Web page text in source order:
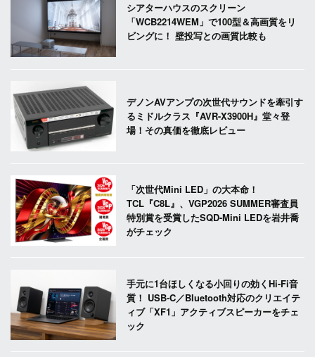
シアターハウスのスクリーン
「WCB2214WEM」で100型＆高画質をリ
ビングに！ 壁投写との画質比較も
デノンAVアンプの次世代サウンドを牽引す
るミドルクラス『AVR-X3900H』堂々登
場！その真価を徹底レビュー
「次世代Mini LED」の大本命！
TCL『C8L』、VGP2026 SUMMER審査員
特別賞を受賞したSQD-Mini LEDを岩井喬
がチェック
手元に1台ほしくなる小回りの効くHi-Fi音
質！ USB-C／Bluetooth対応のクリエイテ
ィブ「XF1」アクティブスピーカーをチェ
ック